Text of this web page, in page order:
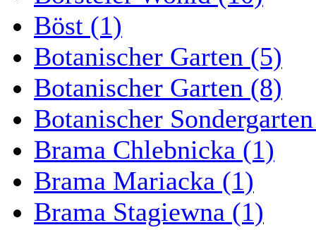
Böst (1)
Botanischer Garten (5)
Botanischer Garten (8)
Botanischer
Brama Chlebnicka (1)
Brama Mariacka (1)
Brama Stagiewna (1)